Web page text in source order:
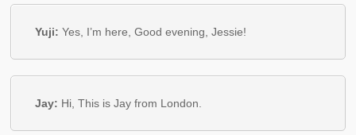
Yuji: Yes, I’m here, Good evening, Jessie!
Jay: Hi, This is Jay from London.